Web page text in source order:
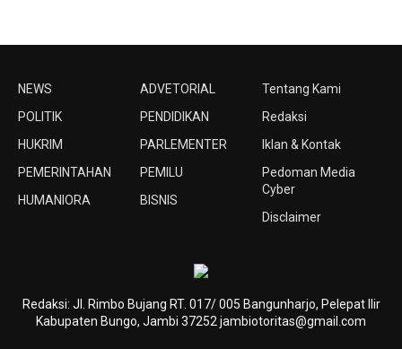
NEWS
POLITIK
HUKRIM
PEMERINTAHAN
HUMANIORA
ADVETORIAL
PENDIDIKAN
PARLEMENTER
PEMILU
BISNIS
Tentang Kami
Redaksi
Iklan & Kontak
Pedoman Media
Cyber
Disclaimer
Redaksi: Jl. Rimbo Bujang RT. 017/ 005 Bangunharjo, Pelepat Ilir
Kabupaten Bungo, Jambi 37252 jambiotoritas@gmail.com